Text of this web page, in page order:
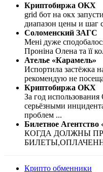
Криптобиржа OKX
grid бот на окх
диапазон цены и шаг
Соломенский ЗАГС
Мені дуже
Проніна Олена та її
Ателье «Карамель»
Испортила застёжка
рекомендую не
Криптобиржа OKX
За год
серьёзными
проблем ...
Билетное Агентство
КОГДА ДОЛЖНЫ
Крипто обменники